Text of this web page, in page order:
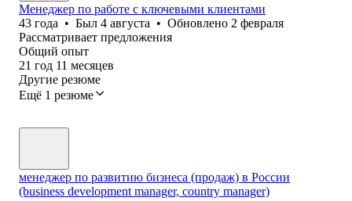
Менеджер по работе с ключевыми клиентами
43 года • Был 4 августа • Обновлено 2 февраля
Рассматривает предложения
Общий опыт
21 год 11 месяцев
Другие резюме
Ещё 1 резюме
менеджер по развитию бизнеса (продаж) в России
(business development manager, country manager)